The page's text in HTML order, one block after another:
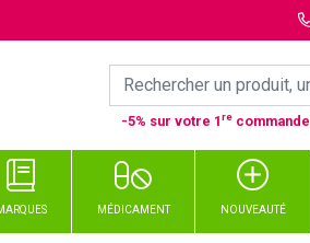
-5% sur votre 1re commande
MÉDICAMENT NOUVEAUTÉ